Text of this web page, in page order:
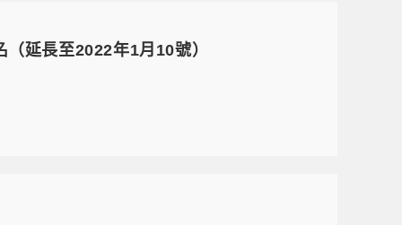
延長至2022年1月10號）